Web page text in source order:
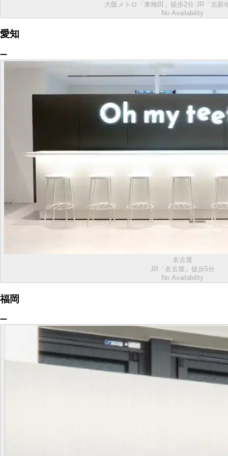
大阪メトロ「東梅田」徒歩2分 JR「北新
No Availability
愛知
名古屋
JR「名古屋」徒歩5分
No Availability
福岡